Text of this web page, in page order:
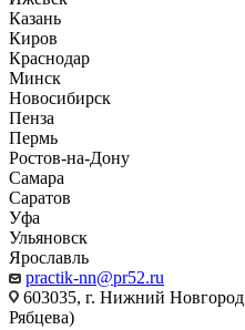
Казань
Киров
Краснодар
Минск
Новосибирск
Пенза
Пермь
Ростов-на-Дону
Самара
Саратов
Уфа
Ульяновск
Ярославль
practik-nn@pr52.ru
603035, г. Нижний
Рябцева)